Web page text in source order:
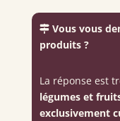
Vous vous
produits ?
La réponse est
légumes et
exclusivement